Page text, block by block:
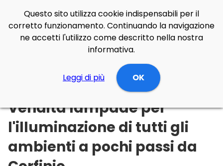
Illuminazione Online Abruzzo L'Aquila
Vendita lampade per
l'illuminazione di tutti gli
ambienti a pochi passi da
Questo sito utilizza cookie indispensabili per il
corretto funzionamento. Continuando la navigazione
ne accetti l'utilizzo come descritto nella nostra
informativa.
Leggi di più OK